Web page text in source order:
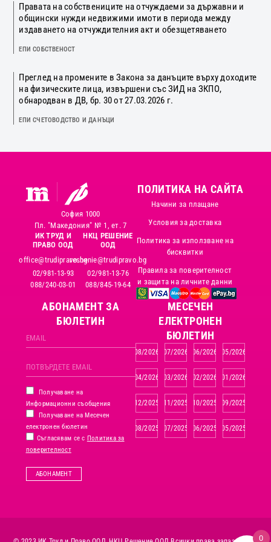
Правата на собствениците на отчуждаеми за държавни и
общински нужди недвижими имоти в периода между
издаването на отчуждителния акт и обезщетяването
ЕПИ СОБСТВЕНОСТ
Преглед на промените в Закона за данъците върху доходите
на физическите лица, извършени със ЗИД на ЗКПО,
обнародван в ДВ, бр. 30 от 27.03.2026 г.
ЕПИ СЧЕТОВОДСТВО И ДАНЪЦИ
София 1000
Пл. "Македония" № 1, ет. 7
ИК ТРУД И
ПРАВО ООД
office@trudipravo.bg
02/981-13-93
088/240-03-01
НКЦ РЕШЕНИЕ
ООД
reshenie@trudipravo.bg
02/981-13-76
088/845-19-64
ПОЛИТИКА НА САЙТА
Начини за плащане
Условия за доставка
Политика за използване на
бисквитки
Правила за поверителност
и защита на личните данни
АБОНАМЕНТ ЗА
БЮЛЕТИН
Получаване на
Информационни съобщения
Получаване на Месечен
електронен бюлетин
Съгласявам се с Политика за
поверителност
АБОНАМЕНТ
MЕСЕЧЕН
ЕЛЕКТРОНЕН
БЮЛЕТИН
08/2026 07/2026 06/2026 05/2026
04/2026 03/2026 02/2026 01/2026
12/2025 11/2025 10/2025 09/2025
08/2025 07/2025 06/2025 05/2025
0